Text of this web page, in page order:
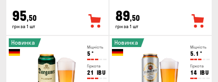
95,50
грн за 1 шт
89,50
грн за 1 шт
Міцність
5 °
Гіркота
21 IBU
Новинка
Міцність
5.1 °
Гіркота
14 IBU
Новинка